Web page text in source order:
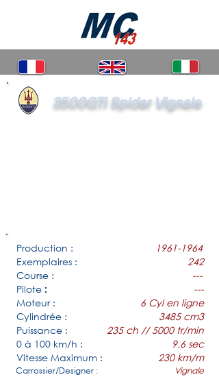
3500GTi Spider Vignale
Production :
1961-1964
Exemplaires :
242
Course :
---
Pilote :
---
Moteur :
6 Cyl en ligne
Cylindrée :
3485 cm3
Puissance :
235 ch // 5000 tr/min
0 à 100 km/h :
9.6 sec
Vitesse Maximum :
230 km/m
Carrossier/Designer : Vignale